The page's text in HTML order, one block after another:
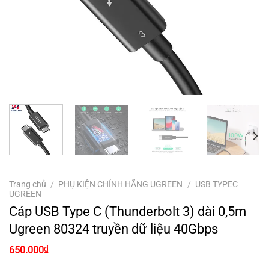
Trang chủ / PHỤ KIỆN CHÍNH HÃNG UGREEN / USB TYPEC
UGREEN
Cáp USB Type C (Thunderbolt 3) dài 0,5m
Ugreen 80324 truyền dữ liệu 40Gbps
650.000₫